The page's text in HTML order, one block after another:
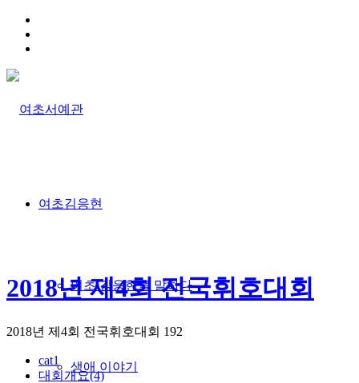
여초김응현
여초 김응현을 말하다
생애 이야기
2018년 제4회 전국휘호대회
2018년 제4회 전국휘호대회 192
cat1
대회개요(4)